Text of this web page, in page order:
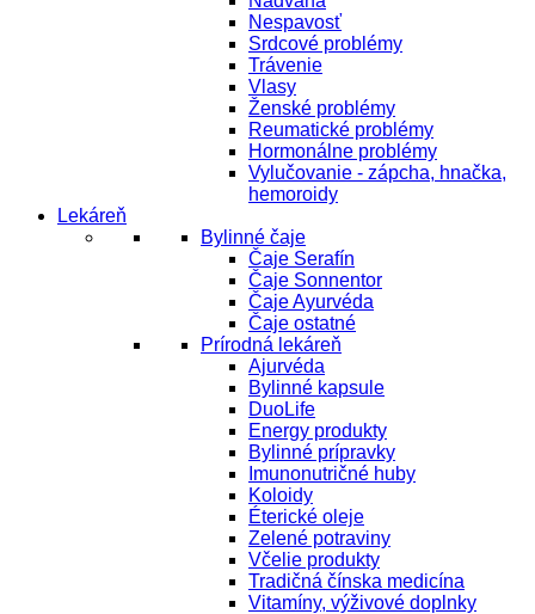
Nespavosť
Srdcové problémy
Trávenie
Vlasy
Ženské problémy
Reumatické problémy
Hormonálne problémy
Vylučovanie - zápcha, hnačka,
hemoroidy
Lekáreň
Bylinné čaje
Čaje Serafín
Čaje Sonnentor
Čaje Ayurvéda
Čaje ostatné
Prírodná lekáreň
Ajurvéda
Bylinné kapsule
DuoLife
Energy produkty
Bylinné prípravky
Imunonutričné huby
Koloidy
Éterické oleje
Zelené potraviny
Včelie produkty
Tradičná čínska medicína
Vitamíny, výživové doplnky